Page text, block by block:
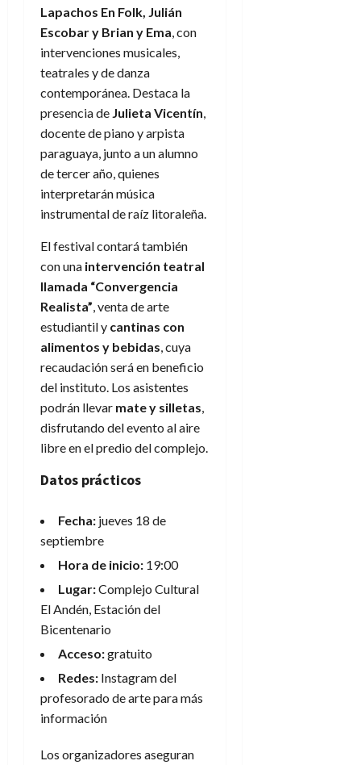
Lapachos En Folk, Julián
Escobar y Brian y Ema , con
intervenciones musicales,
teatrales y de danza
contemporánea. Destaca la
presencia de Julieta Vicentín
docente de piano y arpista
paraguaya, junto a un alumno
de tercer año, quienes
interpretarán música
instrumental de raíz litoraleña.
El festival contará también
con una intervención teatral
llamada “Convergencia
Realista” , venta de arte
estudiantil y cantinas con
alimentos y bebidas , cuya
recaudación será en beneficio
del instituto. Los asistentes
podrán llevar mate y silletas
disfrutando del evento al aire
libre en el predio del complejo.
Datos prácticos
Fecha: jueves 18 de
septiembre
Hora de inicio: 19:00
Lugar:Complejo Cultural
El Andén, Estación del
Bicentenario
Acceso:gratuito
Redes: Instagram del
profesorado de arte para más
información
Los organizadores aseguran